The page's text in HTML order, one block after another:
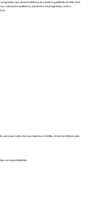
que visam à melhora da saúde e qualidade de vida. Com
orientam e auxiliam os pacientes em programas como o
para que todos de sua empresa e família, sintam acolhidos pela
as especialidades.